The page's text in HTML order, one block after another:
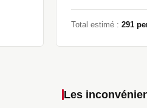
Total estimé : 291
Les